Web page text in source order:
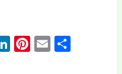
LinkedIn
Pinterest
Email